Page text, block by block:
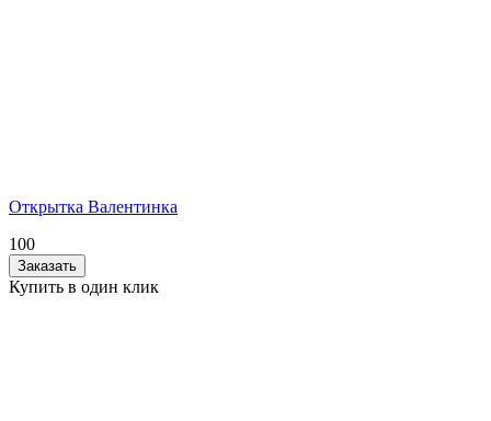
Открытка Валентинка
100
Заказать
Купить в один клик